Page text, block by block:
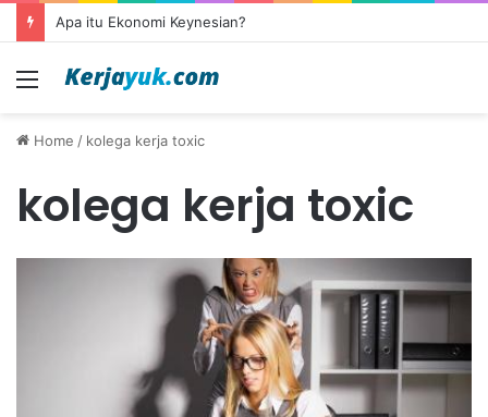
Apa itu Ekonomi Keynesian?
Menu
Home / kolega kerja toxic
kolega kerja toxic